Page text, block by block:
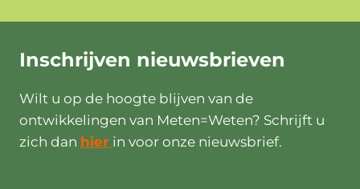
Inschrijven nieuwsbrieven
Wilt u op de hoogte blijven van de
ontwikkelingen van Meten=Weten? Schrijft u
zich dan hier in voor onze nieuwsbrief.